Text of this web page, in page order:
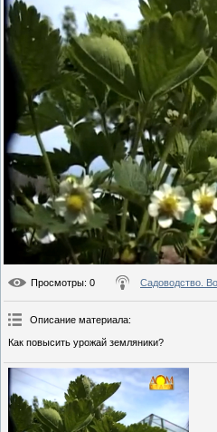
Просмотры: 0 Садоводство.
Описание материала:
Как повысить урожай земляники?